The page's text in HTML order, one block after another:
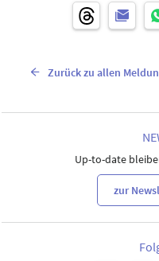
Zurück zu allen
Up-to-date
zur